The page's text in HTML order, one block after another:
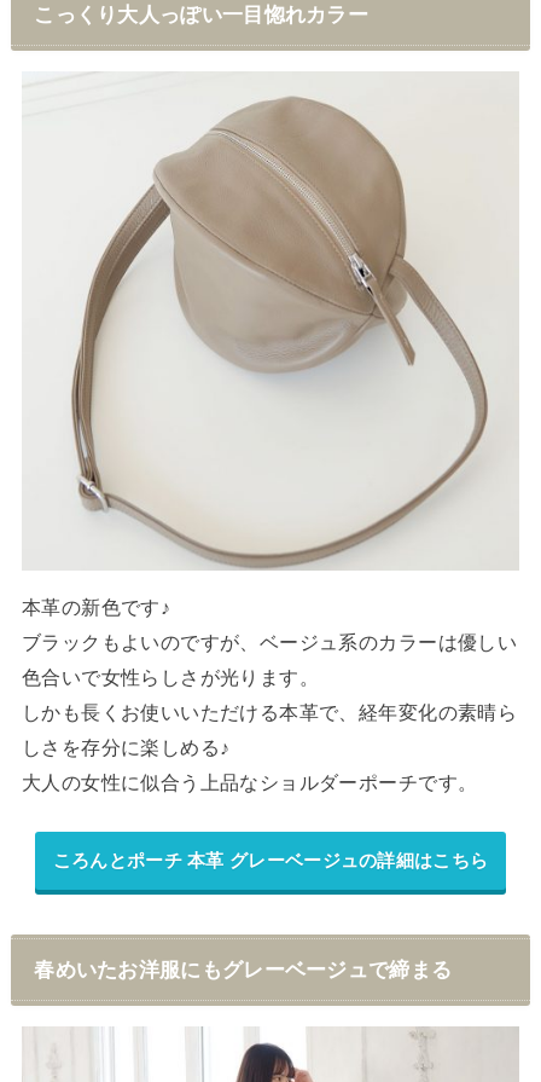
こっくり大人っぽい一目惚れカラー
本革の新色です♪
ブラックもよいのですが、ベージュ系のカラーは優しい
色合いで女性らしさが光ります。
しかも長くお使いいただける本革で、経年変化の素晴ら
しさを存分に楽しめる♪
大人の女性に似合う上品なショルダーポーチです。
ころんとポーチ 本革 グレーベージュの詳細はこちら
春めいたお洋服にもグレーベージュで締まる